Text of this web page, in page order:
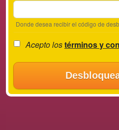
Donde desea recibir el código de
Acepto lostérminos y